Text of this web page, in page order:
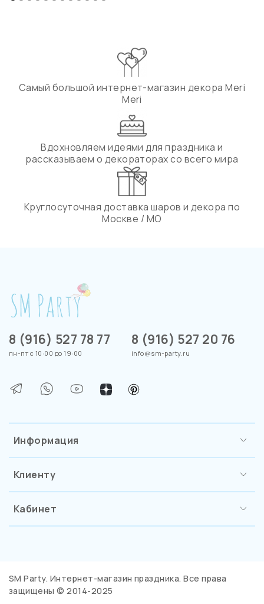
Самый большой интернет-магазин декора Meri
Meri
Вдохновляем идеями для праздника и
рассказываем о декораторах со всего мира
Круглосуточная доставка шаров и декора по
Москве / МО
Информация
Клиенту
Кабинет
8 (916) 527 78 77
пн-пт с 10:00 до 19:00
8 (916) 527 20 76
info@sm-party.ru
SM Party. Интернет-магазин праздника. Все права
защищены © 2014-2025